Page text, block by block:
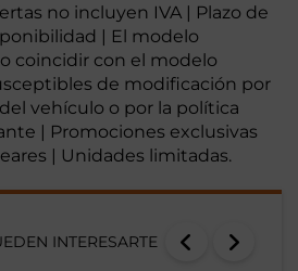
no incluyen IVA | Plazo de
| El modelo
coincidir con el modelo
de modificación por
vehículo o por la política
| Promociones exclusivas
| Unidades limitadas.
INTERESARTE